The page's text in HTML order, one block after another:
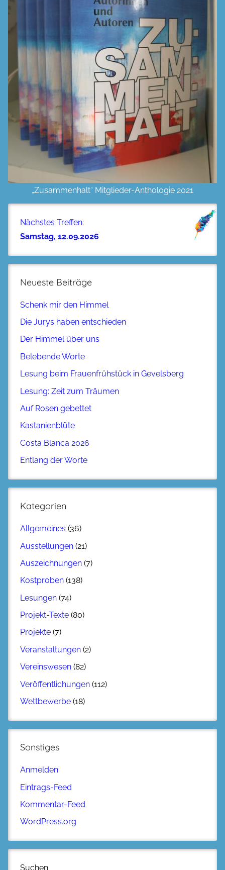
„Zusammenhalt“ Mitglieder-Anthologie 2021
Nächstes Treffen:
Samstag, 12.09.2026
Neueste Beiträge
Schenk mir den Himmel
Die Jurys haben entschieden
Der Himmel über uns
Belebende Worte
Lesung beim Frauenfrühstück in Gevelsberg
Lesung: Zeit zum Träumen
Auf Rosen gebettet
Kastanienblüte
Costa Blanca 2026
Entlang der Worte
Kategorien
Allgemeines (36)
Ausstellungen (21)
Auszeichnungen (7)
Kostproben (138)
Lesungen (74)
Projekt-Texte (80)
Projekte (7)
Veranstaltungen (2)
Vereinswesen (82)
Veröffentlichungen (112)
Wettbewerbe (18)
Sonstiges
Anmelden
Eintrags-Feed
Kommentar-Feed
WordPress.org
Suchen